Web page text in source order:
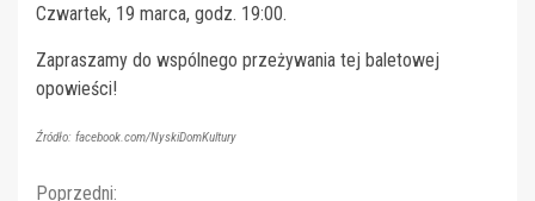
Czwartek, 19 marca, godz. 19:00.
Zapraszamy do wspólnego przeżywania tej baletowej
opowieści!
Źródło: facebook.com/NyskiDomKultury
Poprzedni: